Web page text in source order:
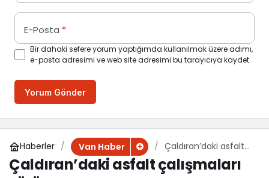
E-Posta *
Bir dahaki sefere yorum yaptığımda kullanılmak üzere adımı,
e-posta adresimi ve web site adresimi bu tarayıcıya kaydet.
Yorum Gönder
Haberler Van Haber
Çaldıran’daki asfalt
çalışmaları sürüyor
Çaldıran’daki asfalt çalışmaları